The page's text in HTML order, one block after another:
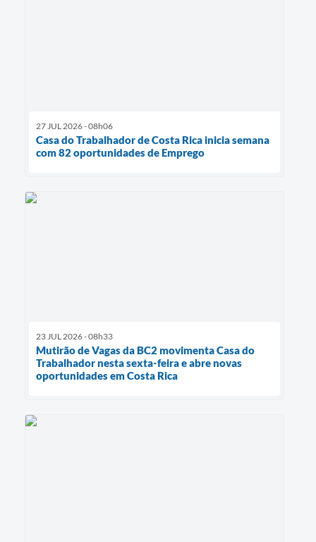
27 JUL 2026 - 08h06
Casa do Trabalhador de Costa Rica inicia semana
com 82 oportunidades de Emprego
23 JUL 2026 - 08h33
Mutirão de Vagas da BC2 movimenta Casa do
Trabalhador nesta sexta-feira e abre novas
oportunidades em Costa Rica